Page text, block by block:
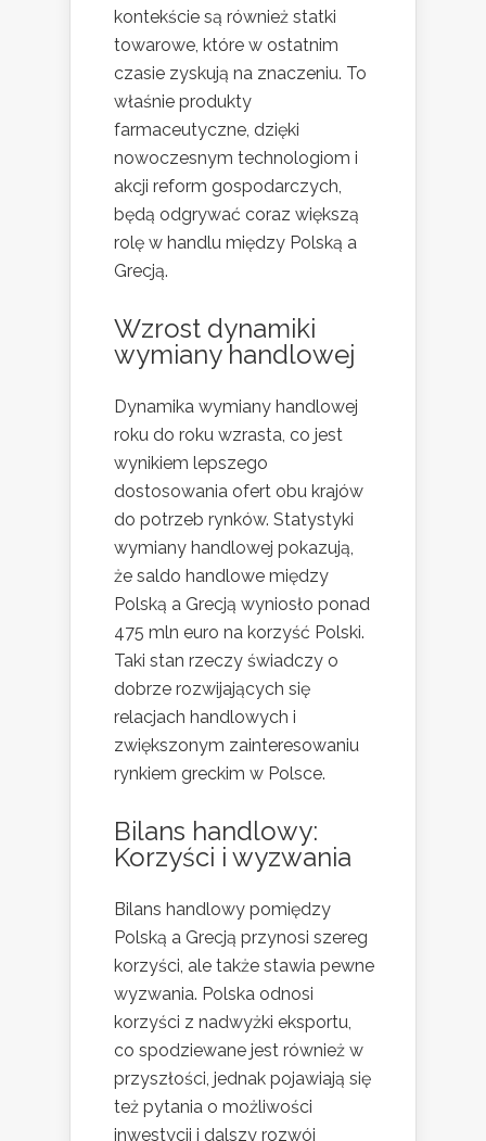
kontekście są również statki
towarowe, które w ostatnim
czasie zyskują na znaczeniu. To
właśnie produkty
farmaceutyczne, dzięki
nowoczesnym technologiom i
akcji reform gospodarczych,
będą odgrywać coraz większą
rolę w handlu między Polską a
Grecją.
Wzrost dynamiki
wymiany handlowej
Dynamika wymiany handlowej
roku do roku wzrasta, co jest
wynikiem lepszego
dostosowania ofert obu krajów
do potrzeb rynków. Statystyki
wymiany handlowej pokazują,
że saldo handlowe między
Polską a Grecją wyniosło ponad
475 mln euro na korzyść Polski.
Taki stan rzeczy świadczy o
dobrze rozwijających się
relacjach handlowych i
zwiększonym zainteresowaniu
rynkiem greckim w Polsce.
Bilans handlowy:
Korzyści i wyzwania
Bilans handlowy pomiędzy
Polską a Grecją przynosi szereg
korzyści, ale także stawia pewne
wyzwania. Polska odnosi
korzyści z nadwyżki eksportu,
co spodziewane jest również w
przyszłości, jednak pojawiają się
też pytania o możliwości
inwestycji i dalszy rozwój